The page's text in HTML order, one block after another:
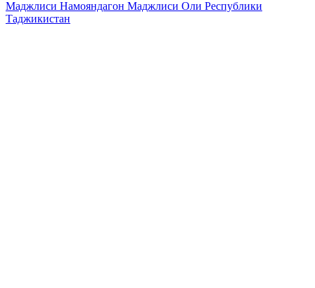
Маджлиси Намояндагон Маджлиси Оли Республики
Таджикистан